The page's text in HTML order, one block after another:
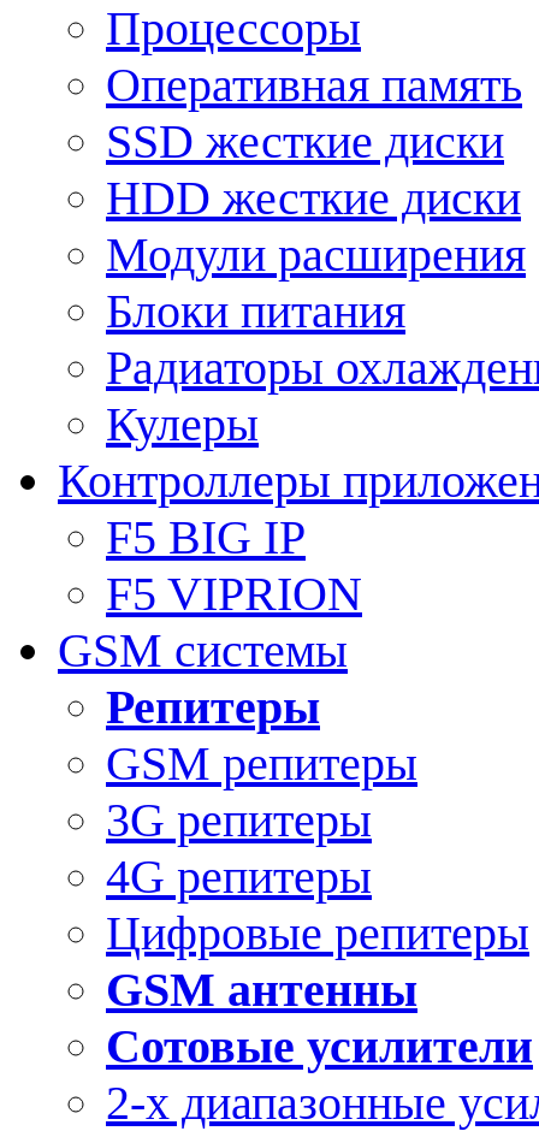
Процессоры
Оперативная память
SSD жесткие диски
HDD жесткие диски
Модули расширения
Блоки питания
Радиаторы
Кулеры
Контроллеры
F5 BIG IP
F5 VIPRION
GSM системы
Репитеры
GSM репитеры
3G репитеры
4G репитеры
Цифровые репитеры
GSM антенны
Сотовые усилители
2-х диапазонные